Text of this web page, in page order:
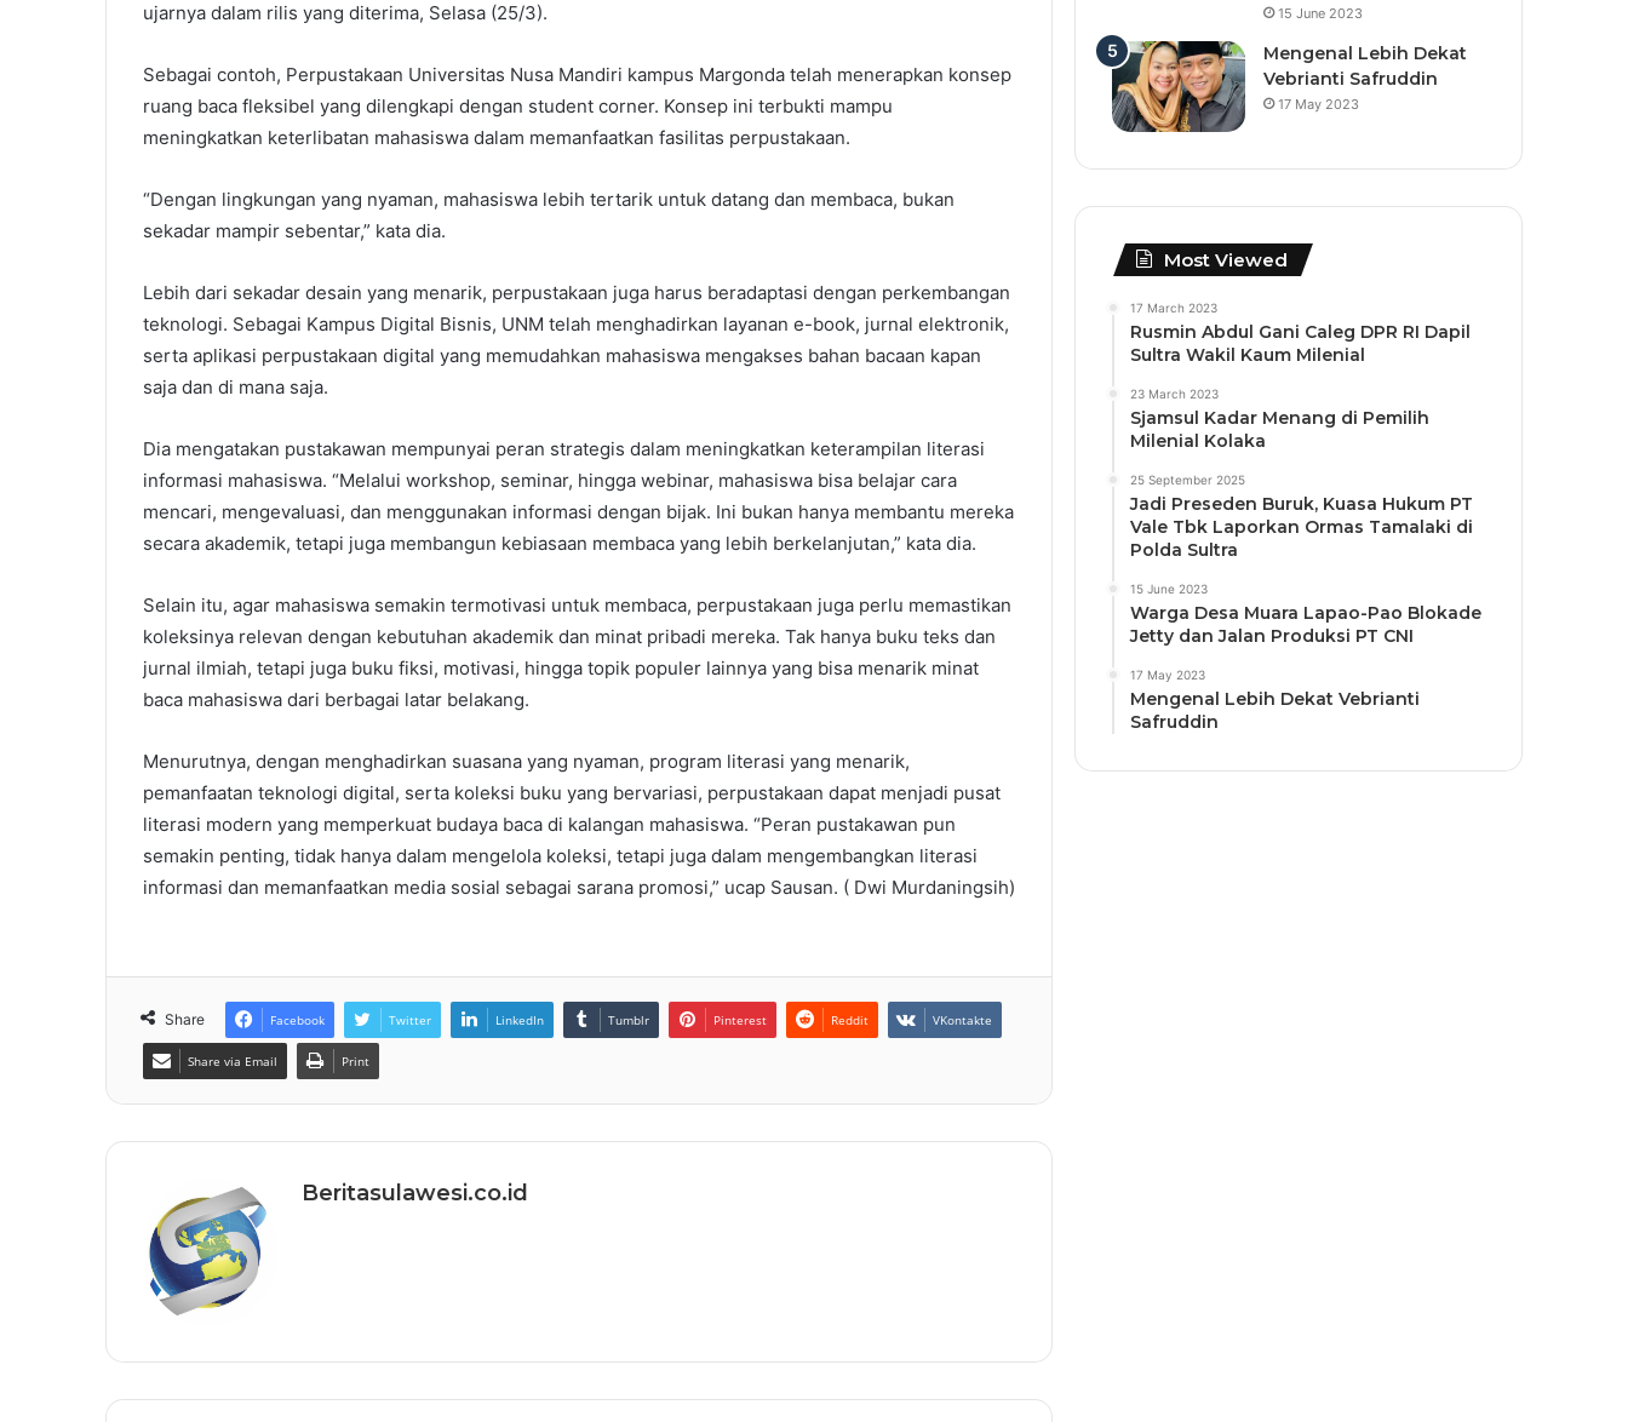
ujarnya dalam rilis yang diterima, Selasa (25/3).
Sebagai contoh, Perpustakaan Universitas Nusa Mandiri kampus Margonda telah menerapkan konsep
ruang baca fleksibel yang dilengkapi dengan student corner. Konsep ini terbukti mampu
meningkatkan keterlibatan mahasiswa dalam memanfaatkan fasilitas perpustakaan.
“Dengan lingkungan yang nyaman, mahasiswa lebih tertarik untuk datang dan membaca, bukan
sekadar mampir sebentar,” kata dia.
Lebih dari sekadar desain yang menarik, perpustakaan juga harus beradaptasi dengan perkembangan
teknologi. Sebagai Kampus Digital Bisnis, UNM telah menghadirkan layanan e-book, jurnal elektronik,
serta aplikasi perpustakaan digital yang memudahkan mahasiswa mengakses bahan bacaan kapan
saja dan di mana saja.
Dia mengatakan pustakawan mempunyai peran strategis dalam meningkatkan keterampilan literasi
informasi mahasiswa. “Melalui workshop, seminar, hingga webinar, mahasiswa bisa belajar cara
mencari, mengevaluasi, dan menggunakan informasi dengan bijak. Ini bukan hanya membantu mereka
secara akademik, tetapi juga membangun kebiasaan membaca yang lebih berkelanjutan,” kata dia.
Selain itu, agar mahasiswa semakin termotivasi untuk membaca, perpustakaan juga perlu memastikan
koleksinya relevan dengan kebutuhan akademik dan minat pribadi mereka. Tak hanya buku teks dan
jurnal ilmiah, tetapi juga buku fiksi, motivasi, hingga topik populer lainnya yang bisa menarik minat
baca mahasiswa dari berbagai latar belakang.
Menurutnya, dengan menghadirkan suasana yang nyaman, program literasi yang menarik,
pemanfaatan teknologi digital, serta koleksi buku yang bervariasi, perpustakaan dapat menjadi pusat
literasi modern yang memperkuat budaya baca di kalangan mahasiswa. “Peran pustakawan pun
semakin penting, tidak hanya dalam mengelola koleksi, tetapi juga dalam mengembangkan literasi
informasi dan memanfaatkan media sosial sebagai sarana promosi,” ucap Sausan. ( Dwi Murdaningsih)
Share Facebook Twitter LinkedIn Tumblr Pinterest Reddit VKontakte
Share via Email Print
Beritasulawesi.co.id
15 June 2023
Mengenal Lebih Dekat
Vebrianti Safruddin
17 May 2023
Most Viewed
17 March 2023
Rusmin Abdul Gani Caleg DPR RI Dapil
Sultra Wakil Kaum Milenial
23 March 2023
Sjamsul Kadar Menang di Pemilih
Milenial Kolaka
25 September 2025
Jadi Preseden Buruk, Kuasa Hukum PT
Vale Tbk Laporkan Ormas Tamalaki di
Polda Sultra
15 June 2023
Warga Desa Muara Lapao-Pao Blokade
Jetty dan Jalan Produksi PT CNI
17 May 2023
Mengenal Lebih Dekat Vebrianti
Safruddin